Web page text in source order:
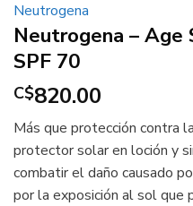
Neutrogena
Neutrogena – Age
SPF 70
C$820.00
Más que protección contra
protector solar en loción y
combatir el daño causado
por la exposición al sol que